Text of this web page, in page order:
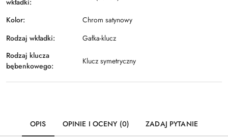
wkładki:
Kolor:
Chrom satynowy
Rodzaj wkładki:
Gałka-klucz
Rodzaj klucza
bębenkowego:
Klucz symetryczny
OPIS OPINIE I OCENY (0) ZADAJ PYTANIE